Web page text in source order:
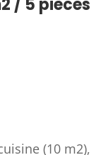
/ 5 pièces
(10 m2),